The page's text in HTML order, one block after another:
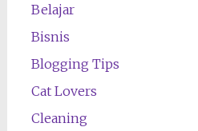
Belajar
Bisnis
Blogging Tips
Cat Lovers
Cleaning